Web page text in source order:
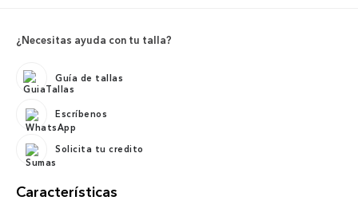
¿Necesitas ayuda con tu talla?
Guía de tallas
Escríbenos
Solicita tu credito
Características